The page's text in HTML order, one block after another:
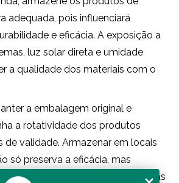
adequada, pois influenciará
e eficácia. A exposição a
luz solar direta e umidade
a qualidade dos materiais com o
a embalagem original e
a rotatividade dos produtos
de validade. Armazenar em locais
só preserva a eficácia, mas
especialmente em áreas